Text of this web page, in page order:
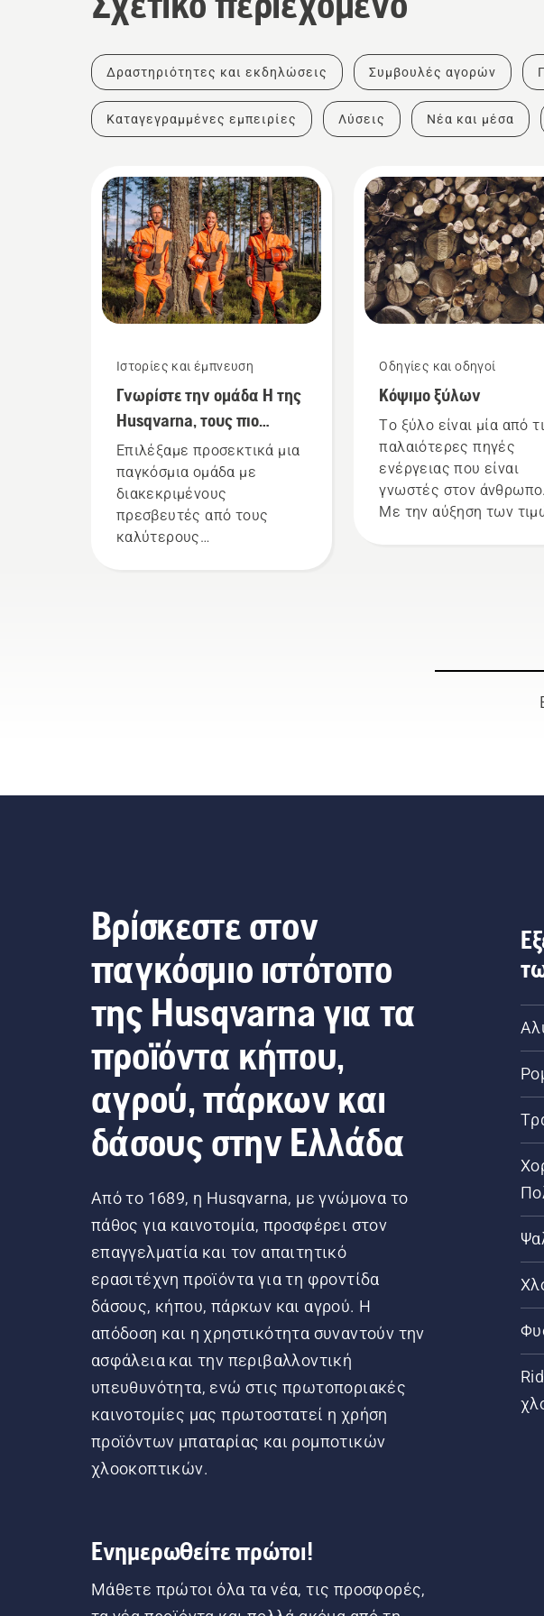
Δραστηριότητες και εκδηλώσεις Συμβουλές αγορών
Καταγεγραμμένες εμπειρίες Λύσεις Νέα και μέσα
Ιστορίες και έμπνευση
Γνωρίστε την ομάδα Η της
Husqvarna, τους πιο
απαιτητικούς χρήστες μας
Επιλέξαμε προσεκτικά μια
παγκόσμια ομάδα με
διακεκριμένους
πρεσβευτές από τους
καλύτερους
Οδηγίες και οδηγοί
Κόψιμο ξύλων
Το ξύλο είναι μία από
παλαιότερες πηγές
ενέργειας που είναι
γνωστές στον άνθρωπο.
Με την αύξηση των
Βρίσκεστε στον
παγκόσμιο ιστότοπο
της Husqvarna για τα
προϊόντα κήπου,
αγρού, πάρκων και
δάσους στην Ελλάδα
Από το 1689, η Husqvarna, με γνώμονα το
πάθος για καινοτομία, προσφέρει στον
επαγγελματία και τον απαιτητικό
ερασιτέχνη προϊόντα για τη φροντίδα
δάσους, κήπου, πάρκων και αγρού. Η
απόδοση και η χρηστικότητα συναντούν την
ασφάλεια και την περιβαλλοντική
υπευθυνότητα, ενώ στις πρωτοποριακές
καινοτομίες μας πρωτοστατεί η χρήση
προϊόντων μπαταρίας και ρομποτικών
χλοοκοπτικών.
Ενημερωθείτε πρώτοι!
Μάθετε πρώτοι όλα τα νέα, τις προσφορές,